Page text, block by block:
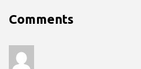
Comments